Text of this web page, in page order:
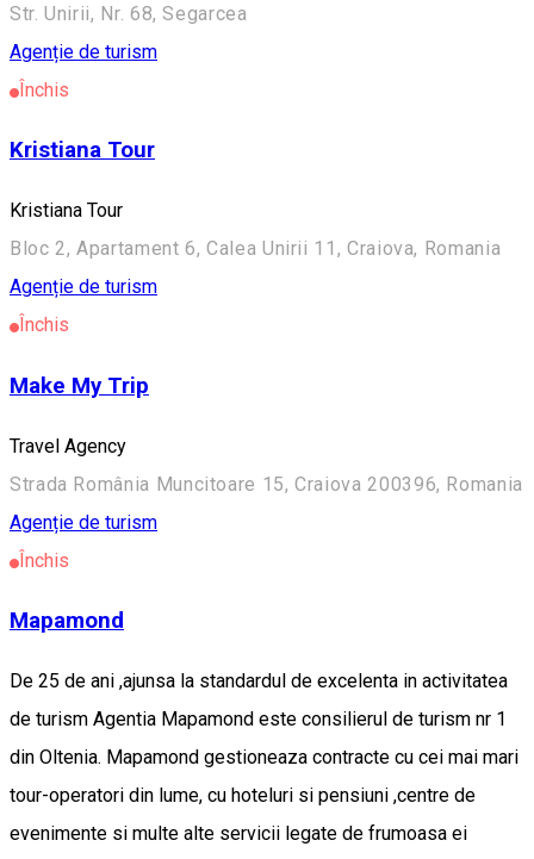
Str. Unirii, Nr. 68, Segarcea
Agenție de turism
Închis
Kristiana Tour
Kristiana Tour
Bloc 2, Apartament 6, Calea Unirii 11, Craiova, Romania
Agenție de turism
Închis
Make My Trip
Travel Agency
Strada România Muncitoare 15, Craiova 200396, Romania
Agenție de turism
Închis
Mapamond
De 25 de ani ,ajunsa la standardul de excelenta in activitatea
de turism Agentia Mapamond este consilierul de turism nr 1
din Oltenia. Mapamond gestioneaza contracte cu cei mai mari
tour-operatori din lume, cu hoteluri si pensiuni ,centre de
evenimente si multe alte servicii legate de frumoasa ei